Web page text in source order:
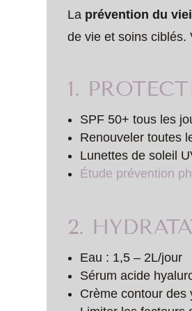
La prévention du
de vie et soins ciblés.
1.
SPF 50+ tous les
Renouveler toutes
Lunettes de soleil
Étude prévention
2.
Eau : 1,5 – 2L/jour
Sérum acide
Crème contour des